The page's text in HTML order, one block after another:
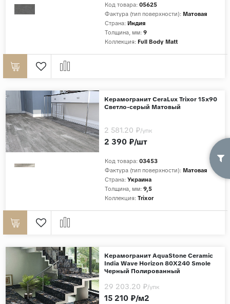
Код товара: 05625
Фактура (тип поверхности): Матовая
Страна: Индия
Толщина, мм: 9
Коллекция: Full Body Matt
Керамогранит CeraLux Trixor 15x90
Светло-серый Матовый
Код товара: 03453
Фактура (тип поверхности): Матовая
Страна: Украина
Толщина, мм: 9,5
Коллекция: Trixor
2 390 ₽/шт
2 581.20 ₽/упк
Керамогранит AquaStone Ceramic
India Wave Horizon 80X240 Smole
Черный Полированный
15 210 ₽/м2
29 203.20 ₽/упк